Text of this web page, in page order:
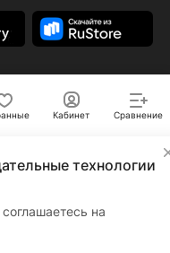
Кабинет Сравнение
технологии
на